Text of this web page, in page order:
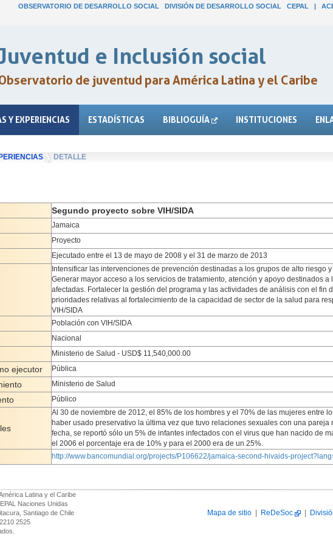
OBSERVATORIO DE DESARROLLO SOCIAL DIVISIÓN DE DESARROLLO SOCIAL CEPAL |
e Inclusión social
de juventud para América Latina y el Caribe
Y EXPERIENCIAS ESTADÍSTICAS BIBLIOGUÍA INSTITUCIONES
DETALLE
Segundo proyecto sobre VIH/SIDA
Jamaica
Proyecto
Ejecutado entre el 13 de mayo de 2008 y el 31 de marzo de 2013
Intensificar las intervenciones de prevención destinadas a los grupos de alto riesgo
Generar mayor acceso a los servicios de tratamiento, atención y apoyo destinados a
afectadas. Fortalecer la gestión del programa y las actividades de análisis con el fin
prioridades relativas al fortalecimiento de la capacidad de sector de la salud para
VIH/SIDA
Población con VIH/SIDA
Nacional
Ministerio de Salud - USD$ 11,540,000.00
ejecutor Pública
Ministerio de Salud
Público
Al 30 de noviembre de 2012, el 85% de los hombres y el 70% de las mujeres entre
haber usado preservativo la última vez que tuvo relaciones sexuales con una pareja
fecha, se reportó sólo un 5% de infantes infectados con el virus que han nacido de
el 2006 el porcentaje era de 10% y para el 2000 era de un 25%.
http://www.bancomundial.org/projects/P106622/jamaica-second-hivaids-
Latina y el Caribe
Naciones Unidas
Santiago de Chile
2525
Mapa de sitio ReDeSoc